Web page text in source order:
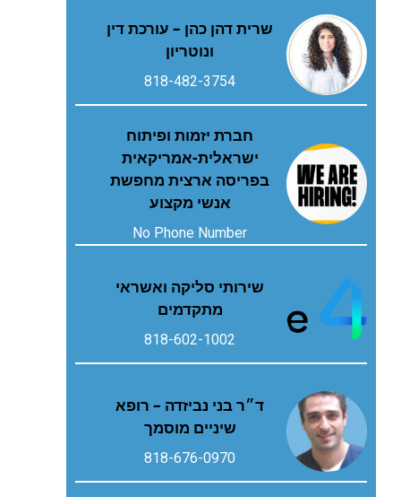
שרית דהן כהן – עורכת דין
ונוטריון
818-482-3754
חברת יזמות ופיתוח
ישראלית-אמריקאית
בפריסה ארצית מחפשת
אנשי מקצוע
No Phone Number
שירותי סליקה ואשראי
מתקדמים
818-602-1002
ד״ר בני נביזדה – רופא
שיניים מוסמך
818-676-0970